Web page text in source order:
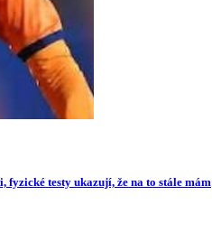
fyzické testy ukazují, že na to stále mám